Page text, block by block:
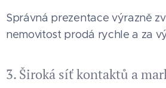
Správná prezentace výrazně
nemovitost prodá rychle a za
3. Široká síť kontaktů a